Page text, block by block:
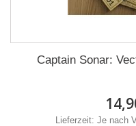
Captain Sonar:
Lieferzeit: Je nach